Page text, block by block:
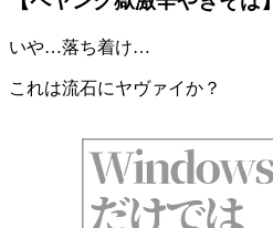
いや…落ち着け…
これは流石にヤヴァイか？